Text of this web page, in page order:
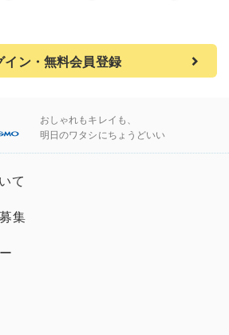
イン・無料会員登録
おしゃれもキレイも、
明日のワタシにちょうどいい
て
集